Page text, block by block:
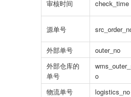
审核时间 check_time
源单号
外部单号
outer_no
外部仓库的
单号
o
物流单号
logistics_no